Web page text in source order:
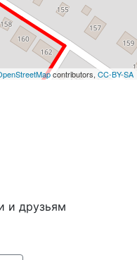
contributors, CC-BY-SA
и друзьям